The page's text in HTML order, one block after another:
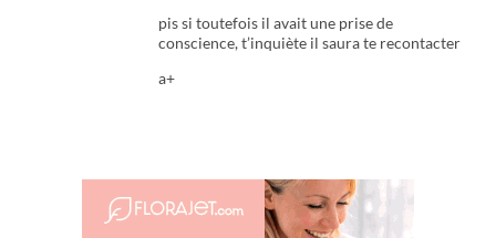
pis si toutefois il avait une prise de
conscience, t’inquiète il saura te recontacter
a+